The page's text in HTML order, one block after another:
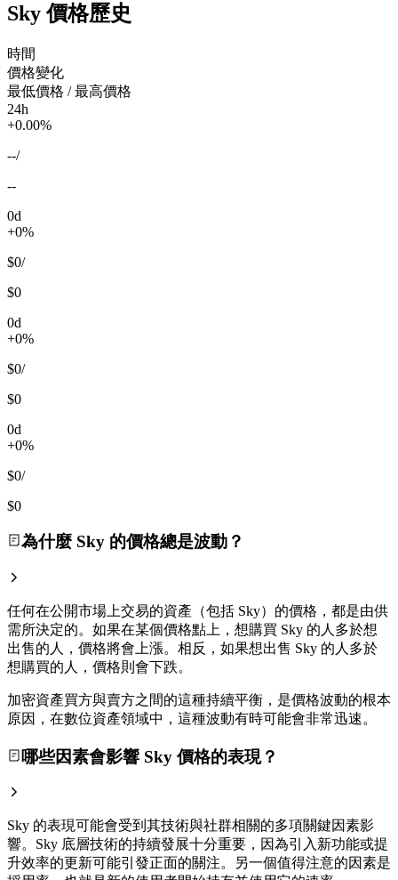
Sky 價格歷史
時間
價格變化
最低價格 / 最高價格
24h
+0.00%
--/
--
0d
+0%
$0/
$0
0d
+0%
$0/
$0
0d
+0%
$0/
$0
為什麼 Sky 的價格總是波動？
任何在公開市場上交易的資產（包括 Sky）的價格，都是由供
需所決定的。如果在某個價格點上，想購買 Sky 的人多於想
出售的人，價格將會上漲。相反，如果想出售 Sky 的人多於
想購買的人，價格則會下跌。
加密資產買方與賣方之間的這種持續平衡，是價格波動的根本
原因，在數位資產領域中，這種波動有時可能會非常迅速。
哪些因素會影響 Sky 價格的表現？
Sky 的表現可能會受到其技術與社群相關的多項關鍵因素影
響。Sky 底層技術的持續發展十分重要，因為引入新功能或提
升效率的更新可能引發正面的關注。另一個值得注意的因素是